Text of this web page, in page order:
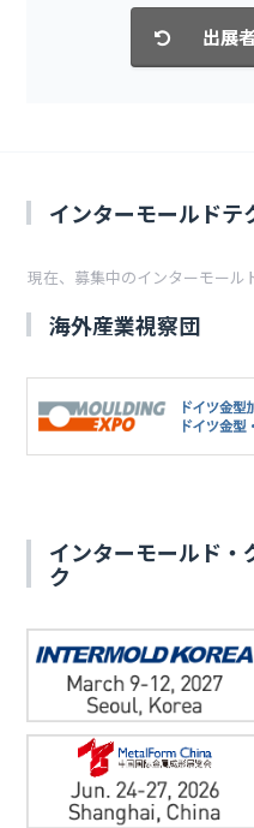
インターモールドテ
現在、募集中のインターモール
海外産業視察団
インターモールド・
ク